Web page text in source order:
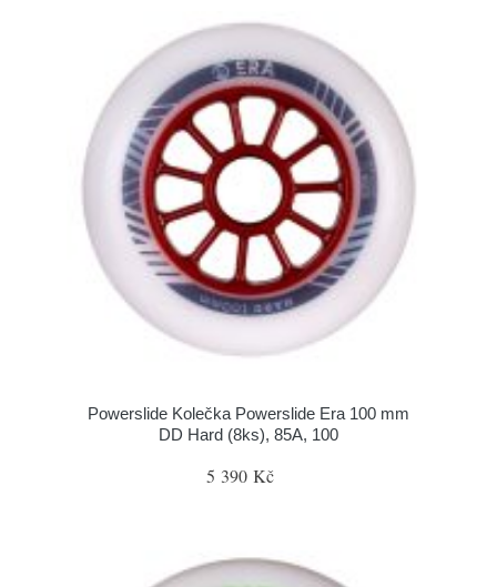
Powerslide Kolečka Powerslide Era 100 mm
DD Hard (8ks), 85A, 100
5 390 Kč